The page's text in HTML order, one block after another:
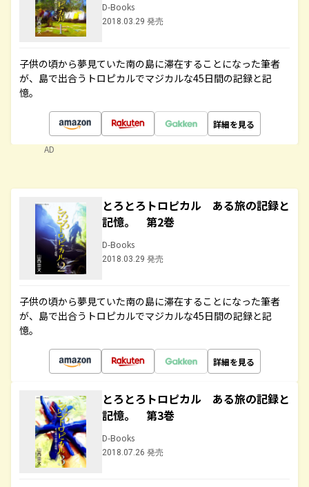
D-Books
2018.03.29 発売
子供の頃から夢見ていた南の島に滞在することになった筆者
が、島で出合うトロピカルでマジカルな45日間の記録と記
憶。
詳細を見る
AD
とろとろトロピカル ある旅の記録と
記憶。 第2巻
D-Books
2018.03.29 発売
子供の頃から夢見ていた南の島に滞在することになった筆者
が、島で出合うトロピカルでマジカルな45日間の記録と記
憶。
詳細を見る
とろとろトロピカル ある旅の記録と
記憶。 第3巻
D-Books
2018.07.26 発売